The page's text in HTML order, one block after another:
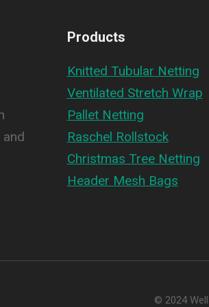
Products
Knitted Tubular Netting
Ventilated Stretch Wrap
Pallet Netting
Raschel Rollstock
Christmas Tree Netting
Header Mesh Bags
© 2024